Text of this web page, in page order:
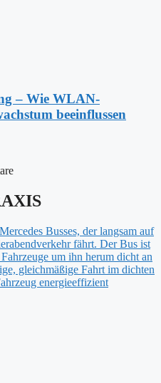
– Wie WLAN-
beeinflussen